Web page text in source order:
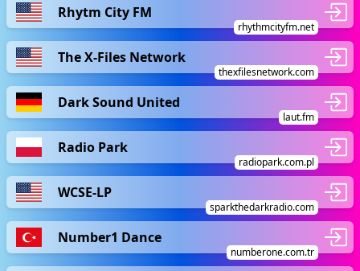
Rhytm City FM
rhythmcityfm.net
The X-Files Network
thexfilesnetwork.com
Dark Sound United
laut.fm
Radio Park
radiopark.com.pl
WCSE-LP
sparkthedarkradio.com
Number1 Dance
numberone.com.tr